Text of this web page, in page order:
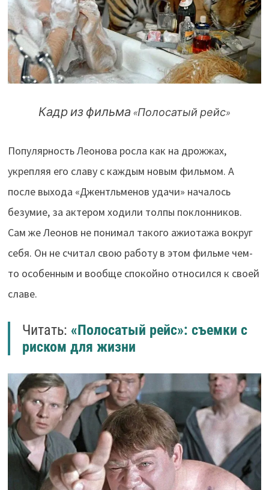
Кадр из фильма«Полосатый рейс»
Популярность Леонова росла как на дрожжах,
укрепляя его славу с каждым новым фильмом. А
после выхода «Джентльменов удачи» началось
безумие, за актером ходили толпы поклонников.
Сам же Леонов не понимал такого ажиотажа вокруг
себя. Он не считал свою работу в этом фильме чем-
то особенным и вообще спокойно относился к своей
славе.
Читать: «Полосатый рейс»: съемки с
риском для жизни